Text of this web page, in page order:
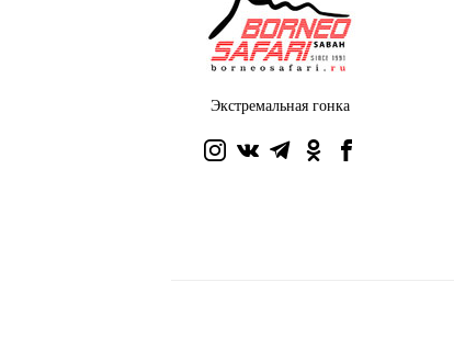
Экстремальная гонка